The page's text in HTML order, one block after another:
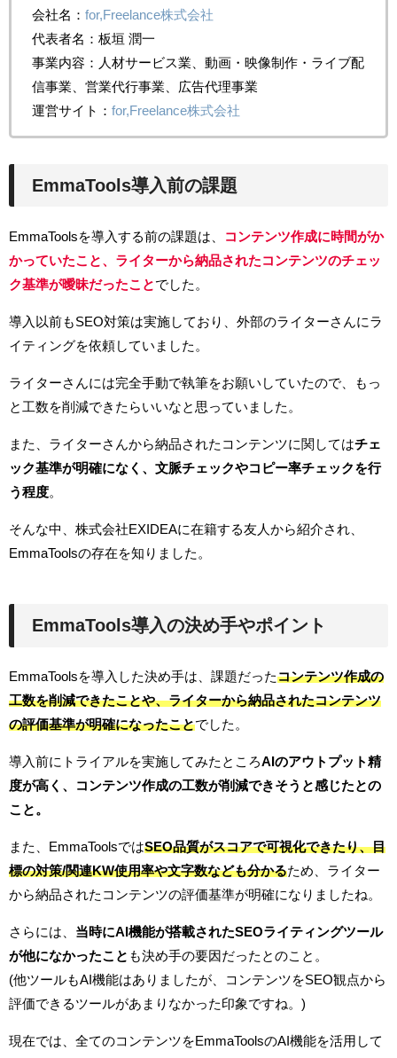
会社名： for,Freelance株式会社
代表者名：板垣 潤一
事業内容：人材サービス業、動画・映像制作・ライブ配
信事業、営業代行事業、広告代理事業
運営サイト： for,Freelance株式会社
EmmaTools導入前の課題
EmmaToolsを導入する前の課題は、
コンテンツ作成に時間がか
かっていたこと、ライターから納品されたコンテンツのチェッ
ク基準が曖昧だったこと でした。
導入以前もSEO対策は実施しており、外部のライターさんにラ
イティングを依頼していました。
ライターさんには完全手動で執筆をお願いしていたので、もっ
と工数を削減できたらいいなと思っていました。
また、ライターさんから納品されたコンテンツに関してはチェ
ック基準が明確になく、文脈チェックやコピー率チェックを行
う程度
そんな中、株式会社EXIDEAに在籍する友人から紹介され、
EmmaToolsの存在を知りました。
EmmaTools導入の決め手やポイント
EmmaToolsを導入した決め手は、課題だったコンテンツ作成の
工数を削減できたことや、ライターから納品されたコンテンツ
の評価基準が明確になったことでした。
導入前にトライアルを実施してみたところAIのアウトプット精
度が高く、コンテンツ作成の工数が削減できそうと感じたとの
こと。
また、EmmaToolsではSEO品質がスコアで可視化できたり、目
標の対策/関連KW使用率や文字数なども分かるため、ライター
から納品されたコンテンツの評価基準が明確になりましたね。
さらには、 当時にAI機能が搭載されたSEOライティングツール
が他になかったこと も決め手の要因だったとのこと。
(他ツールもAI機能はありましたが、コンテンツをSEO観点から
評価できるツールがあまりなかった印象ですね。)
現在では、全てのコンテンツをEmmaToolsのAI機能を活用して